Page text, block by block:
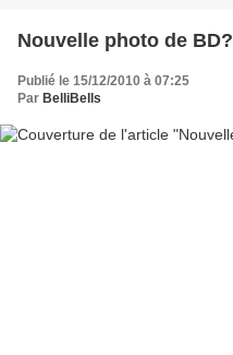
Nouvelle photo de BD?
Publié le 15/12/2010 à 07:25
Par BelliBells